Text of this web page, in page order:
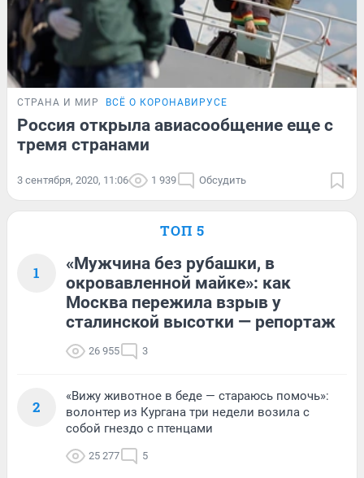
СТРАНА И МИР ВСЁ О КОРОНАВИРУСЕ
Россия открыла авиасообщение еще с
тремя странами
3 сентября, 2020, 11:06 1 939 Обсудить
ТОП 5
1
«Мужчина без рубашки, в
окровавленной майке»: как
Москва пережила взрыв у
сталинской высотки — репортаж
26 955 3
2
«Вижу животное в беде — стараюсь помочь»:
волонтер из Кургана три недели возила с
собой гнездо с птенцами
25 277 5